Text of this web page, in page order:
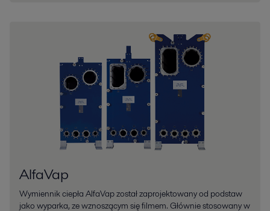
AlfaVap
Wymiennik ciepła AlfaVap został zaprojektowany od podstaw
jako wyparka, ze wznoszącym się filmem. Głównie stosowany w